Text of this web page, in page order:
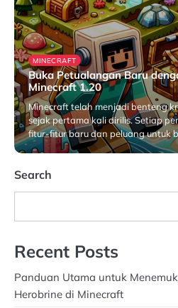
MINECRAFT
Buka Petualangan Baru
Minecraft 1.20
Minecraft telah menjadi benteng
sejak pertama kali dirilis. Setiap
fitur-fitur baru dan peluang untuk
April 4, 2026
Search
Recent Posts
Panduan Utama untuk
Herobrine di Minecraft